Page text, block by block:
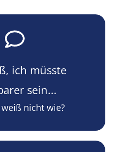
ich müsste
sein...
nicht wie?